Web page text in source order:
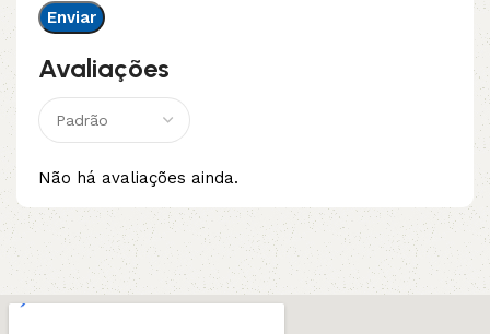
Avaliações
Não há avaliações ainda.